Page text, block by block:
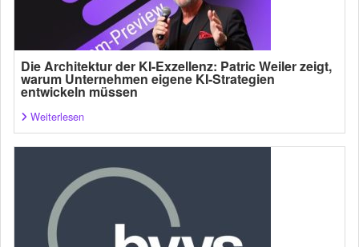
Die Architektur der KI-Exzellenz: Patric Weiler zeigt,
warum Unternehmen eigene KI-Strategien
entwickeln müssen
Weiterlesen